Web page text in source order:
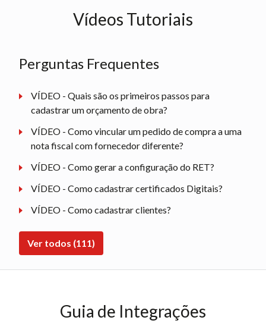
Vídeos Tutoriais
Perguntas Frequentes
VÍDEO - Quais são os primeiros passos para
cadastrar um orçamento de obra?
VÍDEO - Como vincular um pedido de compra a uma
nota fiscal com fornecedor diferente?
VÍDEO - Como gerar a configuração do RET?
VÍDEO - Como cadastrar certificados Digitais?
VÍDEO - Como cadastrar clientes?
Ver todos (111)
Guia de Integrações